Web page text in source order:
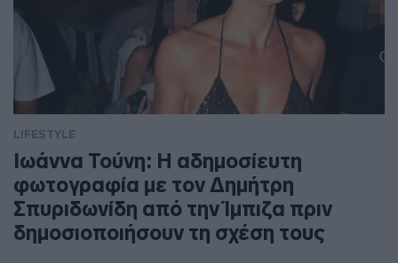
LIFESTYLE
Ιωάννα Τούνη: Η αδημοσίευτη
φωτογραφία με τον Δημήτρη
Σπυριδωνίδη από την Ίμπιζα πριν
δημοσιοποιήσουν τη σχέση τους